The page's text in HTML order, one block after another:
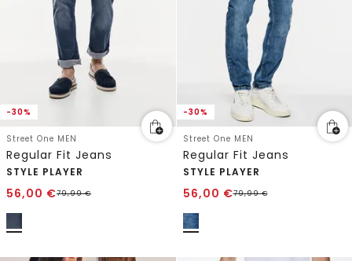
-30%
Street One MEN
Regular Fit Jeans
STYLE PLAYER
56,00 €79,99€
-30%
Street One MEN
Regular Fit Jeans
STYLE PLAYER
56,00 €79,99€